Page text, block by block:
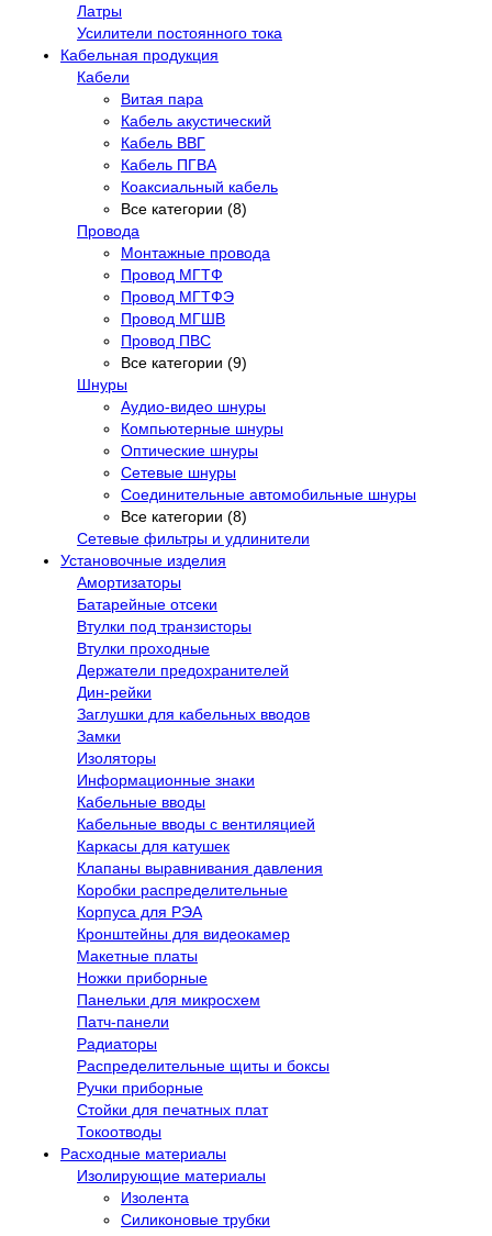
Латры
Усилители постоянного тока
Кабельная продукция
Кабели
Витая пара
Кабель акустический
Кабель ВВГ
Кабель ПГВА
Коаксиальный кабель
Все категории (8)
Провода
Монтажные провода
Провод МГТФ
Провод МГТФЭ
Провод МГШВ
Провод ПВС
Все категории (9)
Шнуры
Аудио-видео шнуры
Компьютерные шнуры
Оптические шнуры
Сетевые шнуры
Соединительные автомобильные шнуры
Все категории (8)
Сетевые фильтры и удлинители
Установочные изделия
Амортизаторы
Батарейные отсеки
Втулки под транзисторы
Втулки проходные
Держатели предохранителей
Дин-рейки
Заглушки для кабельных вводов
Замки
Изоляторы
Информационные знаки
Кабельные вводы
Кабельные вводы с вентиляцией
Каркасы для катушек
Клапаны выравнивания давления
Коробки распределительные
Корпуса для РЭА
Кронштейны для видеокамер
Макетные платы
Ножки приборные
Панельки для микросхем
Патч-панели
Радиаторы
Распределительные щиты и боксы
Ручки приборные
Стойки для печатных плат
Токоотводы
Расходные материалы
Изолирующие материалы
Изолента
Силиконовые трубки